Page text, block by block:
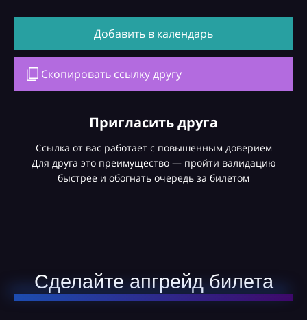
Добавить в календарь
Скопировать ссылку другу
Пригласить друга
Ссылка от вас работает с повышенным доверием
Для друга это преимущество — пройти валидацию
быстрее и обогнать очередь за билетом
Сделайте апгрейд билета